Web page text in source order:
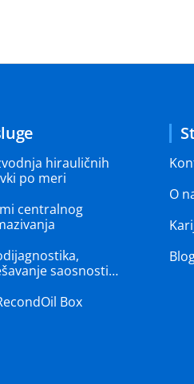
hirauličnih
po meri
centralnog
saosnosti…
Box
O